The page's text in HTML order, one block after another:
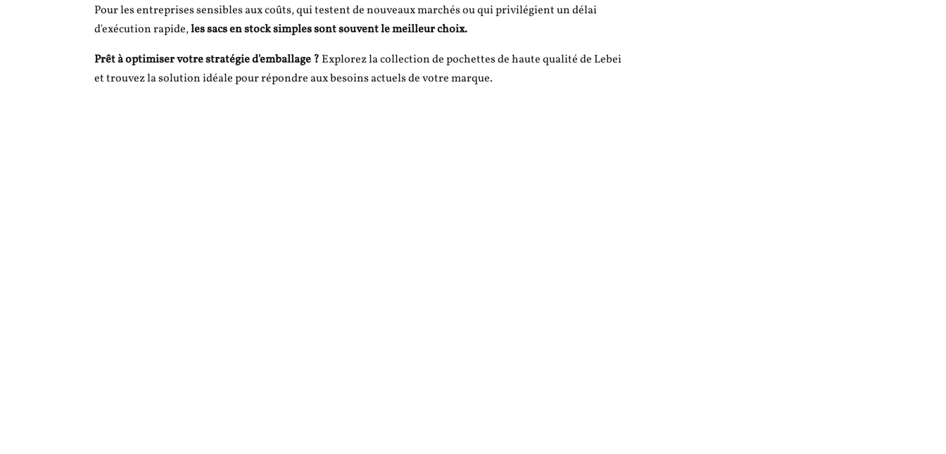
Pour les entreprises sensibles aux coûts, qui testent de nouveaux marchés ou qui privilégient un délai
d'exécution rapide,les sacs en stock simples sont souvent le meilleur choix.
Prêt à optimiser votre stratégie d'emballage ? Explorez la collection de pochettes de haute qualité de Lebei
et trouvez la solution idéale pour répondre aux besoins actuels de votre marque.